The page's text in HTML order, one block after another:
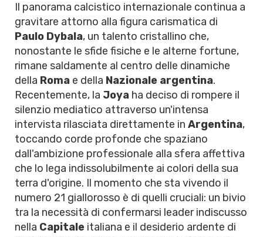
Il panorama calcistico internazionale continua a
gravitare attorno alla figura carismatica di
Paulo Dybala, un talento cristallino che,
nonostante le sfide fisiche e le alterne fortune,
rimane saldamente al centro delle dinamiche
della Roma e della Nazionale argentina.
Recentemente, la Joya ha deciso di rompere il
silenzio mediatico attraverso un'intensa
intervista rilasciata direttamente in Argentina,
toccando corde profonde che spaziano
dall'ambizione professionale alla sfera affettiva
che lo lega indissolubilmente ai colori della sua
terra d'origine. Il momento che sta vivendo il
numero 21 giallorosso è di quelli cruciali: un bivio
tra la necessità di confermarsi leader indiscusso
nella Capitale italiana e il desiderio ardente di